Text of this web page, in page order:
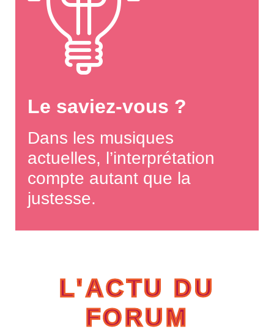
Le saviez-vous ?
Dans les musiques
actuelles, l’interprétation
compte autant que la
justesse.
L'ACTU DU
FORUM